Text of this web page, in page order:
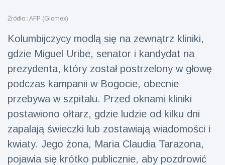
Podróże i przygody
(77)
Najnowsze
wiadomości
Ucieczka z
'kajdanek'
magika
rozbawiła
publiczność
Poglądy
Źródło:: AFP (Glomex)
Kolumbijczycy modlą się na zewnątrz kliniki,
gdzie Miguel Uribe, senator i kandydat na
prezydenta, który został postrzelony w głowę
podczas kampanii w Bogocie, obecnie
przebywa w szpitalu. Przed oknami kliniki
postawiono ołtarz, gdzie ludzie od kilku dni
zapalają świeczki lub zostawiają wiadomości i
kwiaty. Jego żona, Maria Claudia Tarazona,
pojawia się krótko publicznie, aby pozdrowić